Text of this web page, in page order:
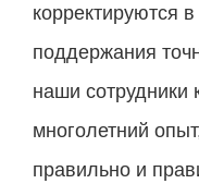
корректируются
поддержания
наши сотрудники
многолетний
правильно и